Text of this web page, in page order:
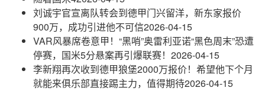
刘诚宇官宣离队转会到德甲门兴留洋，新东家报价
900万，成功引进他不可信2026-04-15
VAR风暴席卷意甲！“黑哨”奥雷利亚诺“黑色周末”恐遭
停赛，国米5分悬案再引爆联赛！ 2026-04-15
李新翔再次收到德甲狼堡2000万报价！希望他下个月
就能来俱乐部直接踢主力，值得期待2026-04-15